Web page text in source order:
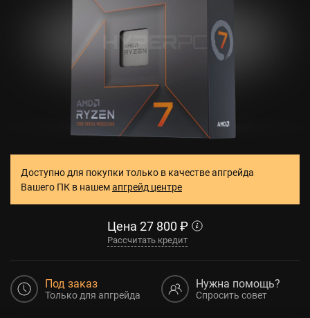
Доступно для покупки только в качестве апгрейда
Вашего ПК в нашемапгрейд центре
Цена 27 800 ₽
Рассчитать кредит
Под заказ
Только для апгрейда
Нужна помощь?
Спросить совет